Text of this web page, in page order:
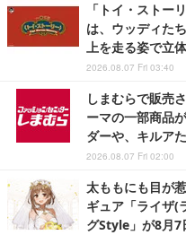
「トイ・ストー
は、ウッディた
上を走る姿で立
2026.08.07 Fri 03:40
しまむらで販売
ーマの一部商品
ダーや、キルア
2026.08.07 Fri 02:00
太ももにも目が
ギュア「ライザ(
グStyle」が8月7